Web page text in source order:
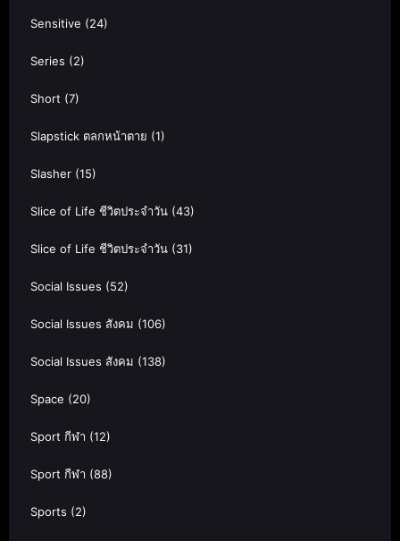
Sensitive (24)
Series (2)
Short (7)
Slapstick ตลกหน้าตาย (1)
Slasher (15)
Slice of Life ชีวิตประจำวัน (43)
Slice of Life ชีวิตประจำวัน (31)
Social Issues (52)
Social Issues สังคม (106)
Social Issues สังคม (138)
Space (20)
Sport กีฬา (12)
Sport กีฬา (88)
Sports (2)